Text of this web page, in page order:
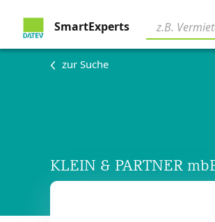
SmartExperts
zur Suche
KLEIN & PARTNER